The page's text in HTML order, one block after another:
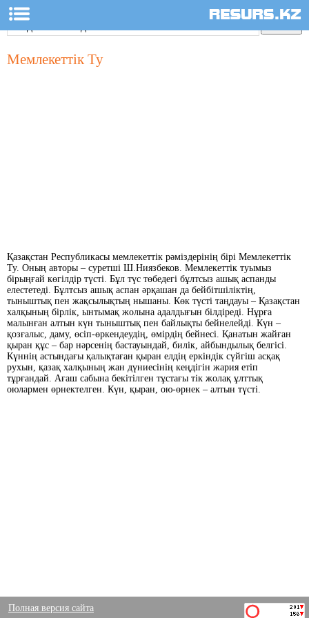
Мемлекеттік Ту
Қазақстан Республикасы мемлекеттік рәміздерінің бірі Мемлекеттік
Ту. Оның авторы – суретші Ш.Ниязбеков. Мемлекеттік туымыз
бірыңғай көгілдір түсті. Бұл түс төбедегі бұлтсыз ашық аспанды
елестетеді. Бұлтсыз ашық аспан әрқашан да бейбітшіліктің,
тыныштық пен жақсылықтың нышаны. Көк түсті таңдауы – Қазақстан
халқының бірлік, ынтымақ жолына адалдығын білдіреді. Нұрға
малынған алтын күн тыныштық пен байлықты бейнелейді. Күн –
қозғалыс, даму, өсіп-өркендеудің, өмірдің бейнесі. Қанатын жайған
қыран құс – бар нәрсенің бастауындай, билік, айбындылық белгісі.
Күннің астындағы қалықтаған қыран елдің еркіндік сүйгіш асқақ
рухын, қазақ халқының жан дүниесінің кеңдігін жария етіп
тұрғандай. Ағаш сабына бекітілген тұстағы тік жолақ ұлттық
оюлармен өрнектелген. Күн, қыран, ою-өрнек – алтын түсті.
Полная версия сайта